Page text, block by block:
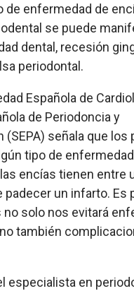
de enfermedad de
se puede
dental, recesión
periodontal.
Española de
de Periodoncia y
(SEPA) señala que los
tipo de
encías tienen entre
padecer un infarto. Es
no solo nos evitará
también
especialista en